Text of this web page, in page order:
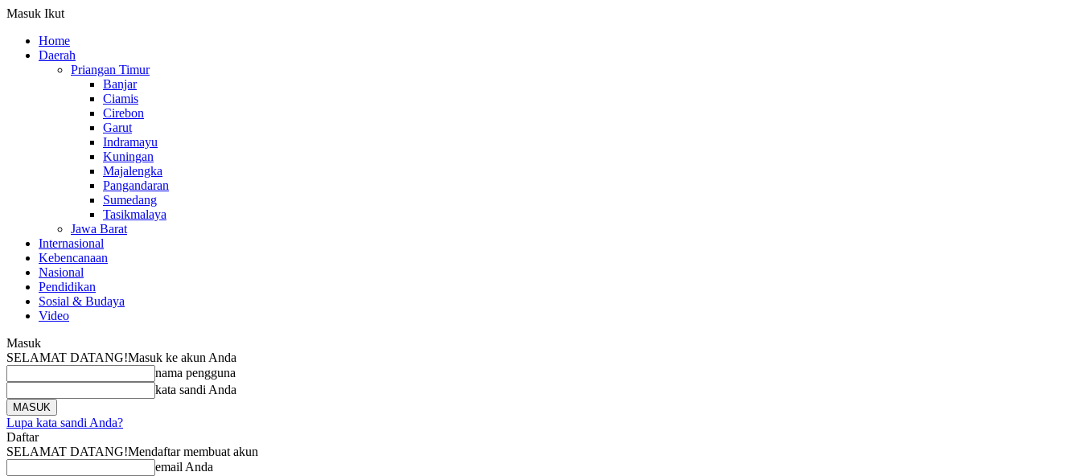
Masuk Ikut
Home
Daerah
Priangan Timur
Banjar
Ciamis
Cirebon
Garut
Indramayu
Kuningan
Majalengka
Pangandaran
Sumedang
Tasikmalaya
Jawa Barat
Internasional
Kebencanaan
Nasional
Pendidikan
Sosial & Budaya
Video
Masuk
SELAMAT DATANG!Masuk ke akun Anda
nama pengguna
kata sandi Anda
Lupa kata sandi Anda?
Daftar
SELAMAT DATANG!Mendaftar membuat akun
email Anda